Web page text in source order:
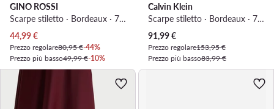
GINO ROSSI
Scarpe stiletto · Bordeaux · 7 cm
Prezzo attuale
44,99€
Prezzo regolare80,95 €-44%
Prezzo più basso49,99 €-10%
Calvin Klein
Scarpe stiletto · Bordeaux · 7 cm
Prezzo attuale
91,99€
Prezzo regolare153,95 €
Prezzo più basso83,99 €